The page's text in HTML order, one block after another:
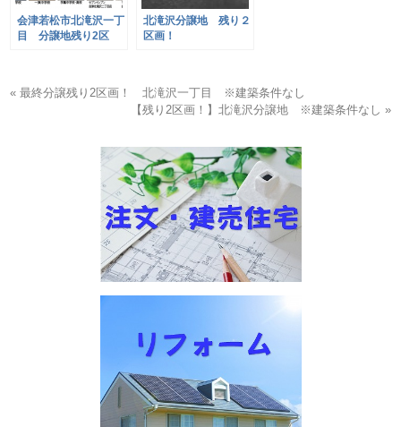
会津若松市北滝沢一丁
目 分譲地残り2区
北滝沢分譲地 残り２
区画！
« 最終分譲残り2区画！ 北滝沢一丁目 ※建築条件なし
【残り2区画！】北滝沢分譲地 ※建築条件なし »